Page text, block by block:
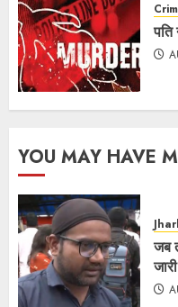
पति
YOU MAY HAVE
जब